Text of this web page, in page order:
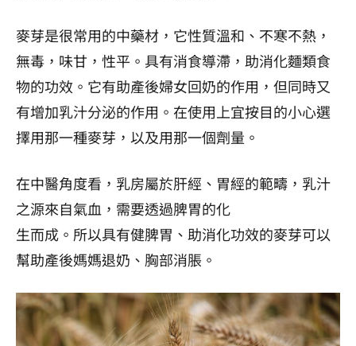
麥芽是很常用的中藥材，它性質溫和、不寒不熱，
無毒，味甘，性平。具有消食導滯，助消化麵類食
物的功效。它有助產後婦女回奶的作用，但同時又
有增加乳汁分泌的作用。在使用上宜按目的小心選
擇用那一種麥芽，以及用那一個劑量。
在中醫角度看，乳房屬於肝經、胃經的範疇，乳汁
之源來自氣血，需要透過脾胃的化
生而成。所以具有健脾胃、助消化功效的麥芽可以
幫助產後媽媽退奶、胸部消脹。